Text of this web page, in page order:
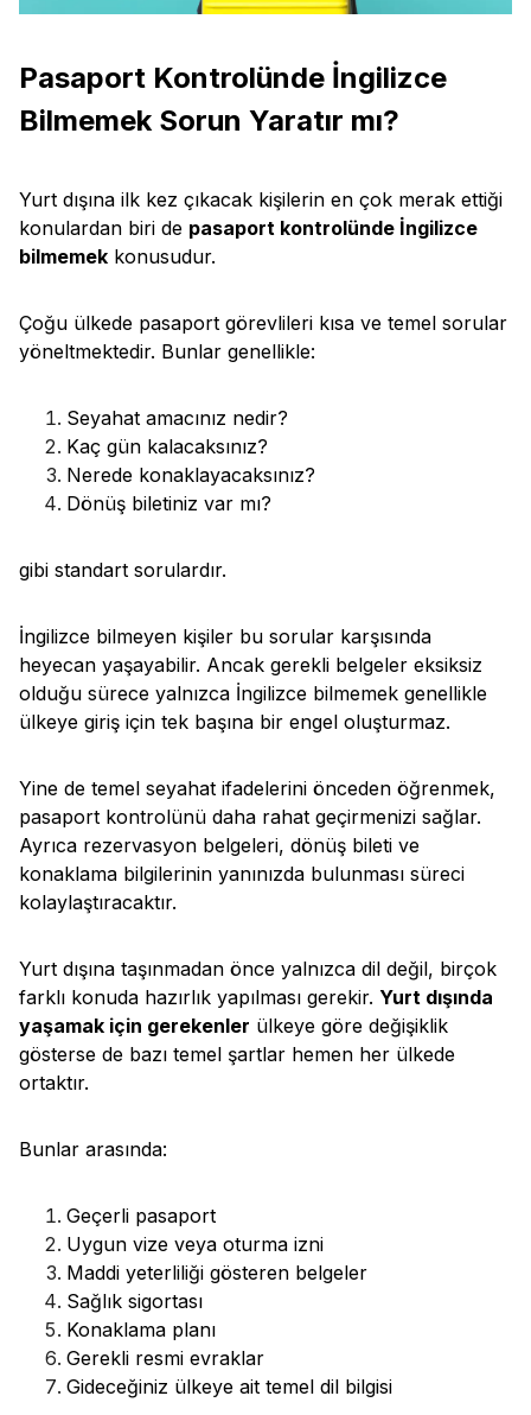
Pasaport Kontrolünde İngilizce
Bilmemek Sorun Yaratır mı?
Yurt dışına ilk kez çıkacak kişilerin en çok merak ettiği
konulardan biri de pasaport kontrolünde İngilizce
bilmemek konusudur.
Çoğu ülkede pasaport görevlileri kısa ve temel sorular
yöneltmektedir. Bunlar genellikle:
Seyahat amacınız nedir?
Kaç gün kalacaksınız?
Nerede konaklayacaksınız?
Dönüş biletiniz var mı?
gibi standart sorulardır.
İngilizce bilmeyen kişiler bu sorular karşısında
heyecan yaşayabilir. Ancak gerekli belgeler eksiksiz
olduğu sürece yalnızca İngilizce bilmemek genellikle
ülkeye giriş için tek başına bir engel oluşturmaz.
Yine de temel seyahat ifadelerini önceden öğrenmek,
pasaport kontrolünü daha rahat geçirmenizi sağlar.
Ayrıca rezervasyon belgeleri, dönüş bileti ve
konaklama bilgilerinin yanınızda bulunması süreci
kolaylaştıracaktır.
Yurt dışına taşınmadan önce yalnızca dil değil, birçok
farklı konuda hazırlık yapılması gerekir. Yurt dışında
yaşamak için gerekenler ülkeye göre değişiklik
gösterse de bazı temel şartlar hemen her ülkede
ortaktır.
Bunlar arasında:
Geçerli pasaport
Uygun vize veya oturma izni
Maddi yeterliliği gösteren belgeler
Sağlık sigortası
Konaklama planı
Gerekli resmi evraklar
Gideceğiniz ülkeye ait temel dil bilgisi